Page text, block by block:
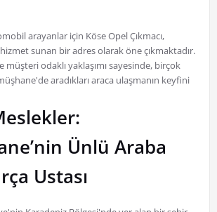
arayanlar için Köse Opel Çıkmacı,
sunan bir adres olarak öne çıkmaktadır.
odaklı yaklaşımı sayesinde, birçok
aradıkları araca ulaşmanın keyfini
Ünlü Araba
Ustası